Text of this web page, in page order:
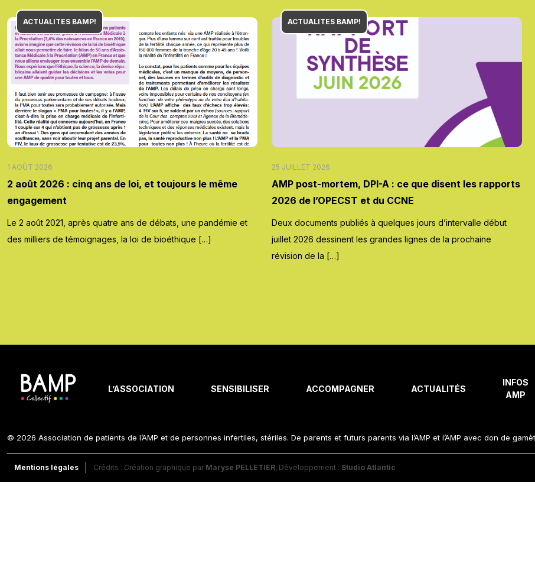
ACTUALITES BAMP!
1 AOÛT 2026
2 août 2026 : cinq ans de loi, et toujours le même
engagement
Le 2 août 2021, après quatre ans de débats, une pandémie et
des milliers de témoignages, la loi de bioéthique […]
ACTUALITES BAMP!
25 JUILLET 2026
AMP post-mortem, DPI-A : ce que disent les rapports
2026 de l’OPECST et du CCNE
Deux documents publiés à quelques jours d’intervalle début
juillet 2026 dessinent les grandes lignes de la prochaine
révision de la […]
L’ASSOCIATION SENSIBILISER ACCOMPAGNER ACTUALITÉS
INFOS
AMP
© 2026 Association de patients de l’AMP et de personnes infertiles, stériles. De parents et futurs parents via l’AMP et l’AMP avec don de
Mentions légales Crédits : Création graphique par Maryse PELLETIER, Développement : Studio Atlantic